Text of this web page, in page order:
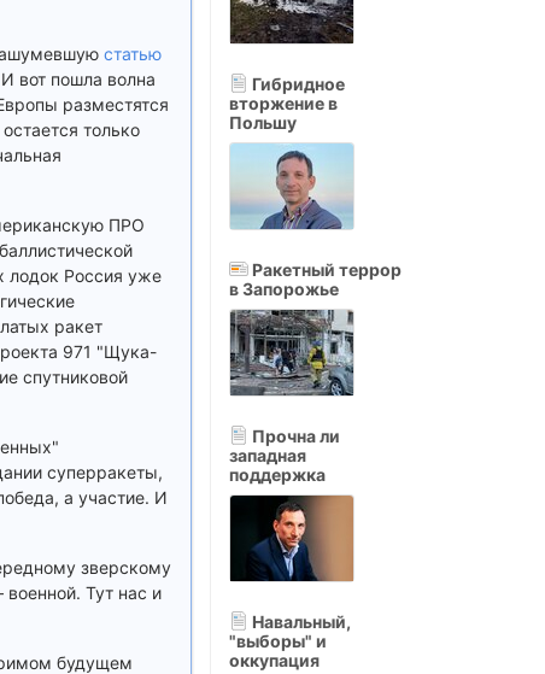
статью
вот пошла волна
разместятся
только
ПРО
лодок Россия уже
ракет
971 "Щука-
спутниковой
суперракеты,
а участие. И
зверскому
Тут нас и
будущем
Гибридное
вторжение в
Польшу
Ракетный террор
в Запорожье
Прочна ли
западная
поддержка
Навальный,
"выборы" и
оккупация